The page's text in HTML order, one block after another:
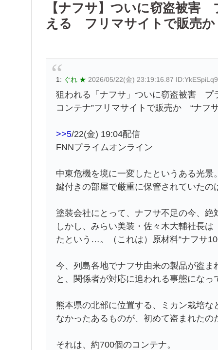
【ナフサ】ついに窃盗被害
える フリマサイトで販売
1: ぐれ ★ 2026/05/22(金) 23:19:16.87 ID:YkESpiLq9
狙われる「ナフサ」ついに窃盗被害 プ
コンテナ”フリマサイトで販売か “ナフ
>>5/22(金) 19:04配信
FNNプライムオンライン
中東危機を境に一変したというある光景
鍵付きの部屋で厳重に保管されていた
塗装会社にとって、ナフサ不足の今、
しかし、みらい美装・佐々木大輔社長
たという…。（これは）原材料“ナフサ
今、列島各地でナフサ由来の製品が盗
と、関係者が対応に追われる事態になっ
熊本県の北部に位置する、ミカン栽培
なかったあるものが、初めて盗まれたの
それは、約700個のコンテナ。